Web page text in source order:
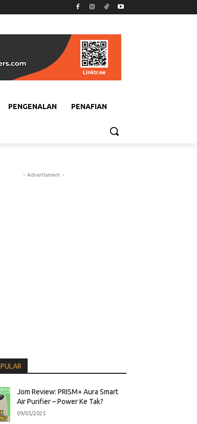
PENGENALAN PENAFIAN
- Advertisment -
Jom Review: PRISM+ Aura Smart
Air Purifier – Power Ke Tak?
09/05/2025